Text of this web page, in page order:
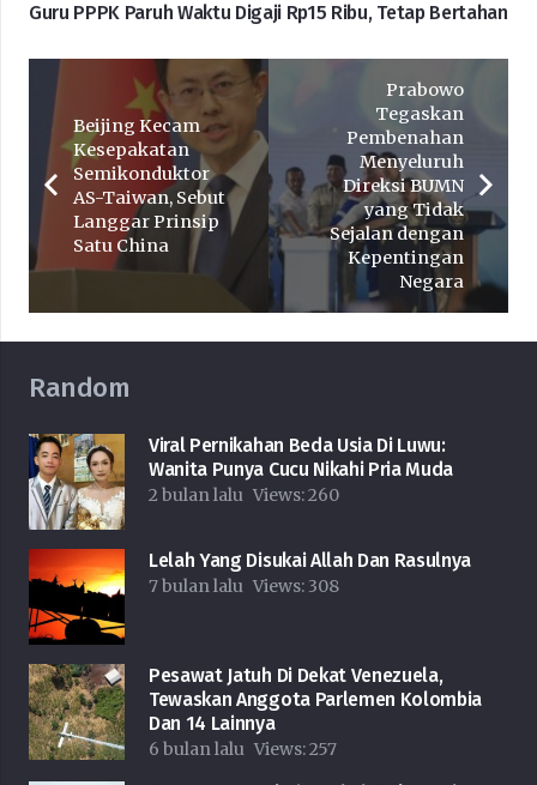
Guru PPPK Paruh Waktu Digaji Rp15 Ribu, Tetap Bertahan
Beijing Kecam
Kesepakatan
Semikonduktor
AS-Taiwan, Sebut
Langgar Prinsip
Satu China
Prabowo
Tegaskan
Pembenahan
Menyeluruh
Direksi BUMN
yang Tidak
Sejalan dengan
Kepentingan
Negara
Random
Viral Pernikahan Beda Usia Di Luwu:
Wanita Punya Cucu Nikahi Pria Muda
2 bulan lalu Views:260
Lelah Yang Disukai Allah Dan Rasulnya
7 bulan lalu Views: 308
Pesawat Jatuh Di Dekat Venezuela,
Tewaskan Anggota Parlemen Kolombia
Dan 14 Lainnya
6 bulan lalu Views:257